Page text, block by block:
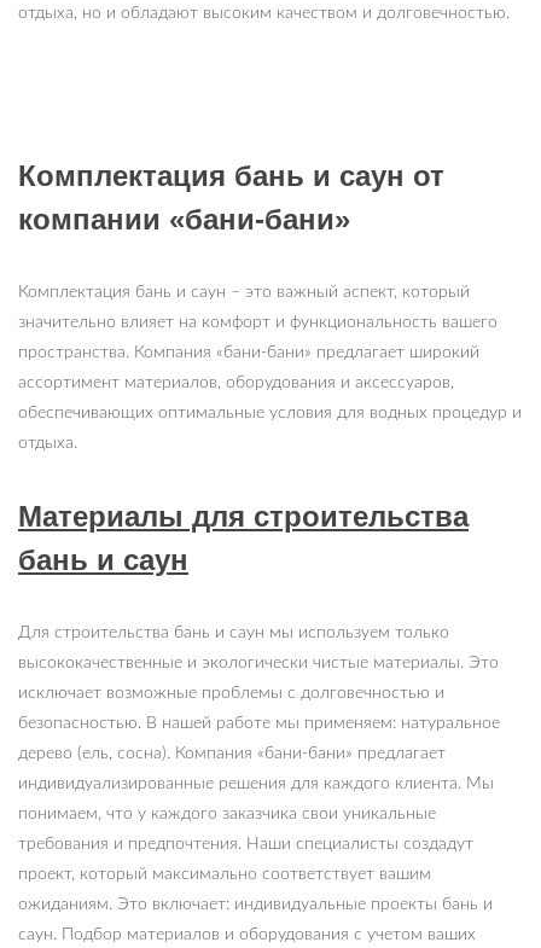
отдыха, но и обладают высоким качеством и долговечностью.
Комплектация бань и саун от
компании «бани-бани»
Комплектация бань и саун – это важный аспект, который
значительно влияет на комфорт и функциональность вашего
пространства. Компания «бани-бани» предлагает широкий
ассортимент материалов, оборудования и аксессуаров,
обеспечивающих оптимальные условия для водных процедур и
отдыха.
Материалы для строительства
бань и саун
Для строительства бань и саун мы используем только
высококачественные и экологически чистые материалы. Это
исключает возможные проблемы с долговечностью и
безопасностью. В нашей работе мы применяем: натуральное
дерево (ель, сосна). Компания «бани-бани» предлагает
индивидуализированные решения для каждого клиента. Мы
понимаем, что у каждого заказчика свои уникальные
требования и предпочтения. Наши специалисты создадут
проект, который максимально соответствует вашим
ожиданиям. Это включает: индивидуальные проекты бань и
саун. Подбор материалов и оборудования с учетом ваших